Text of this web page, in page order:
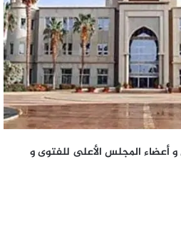
المجلس الأعلى للفتوى و